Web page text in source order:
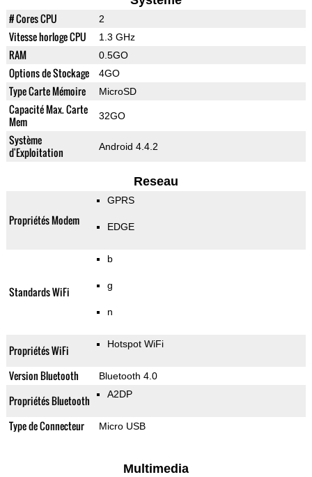
# Cores CPU 2
Vitesse horloge CPU 1.3 GHz
RAM 0.5GO
Options de Stockage 4GO
Type Carte Mémoire MicroSD
Capacité Max. Carte
Mem
32GO
Système
d'Exploitation
Android 4.4.2
Reseau
Propriétés Modem
GPRS
EDGE
Standards WiFi
b
g
n
Propriétés WiFi Hotspot WiFi
Version Bluetooth Bluetooth 4.0
Propriétés Bluetooth A2DP
Type de Connecteur Micro USB
Multimedia